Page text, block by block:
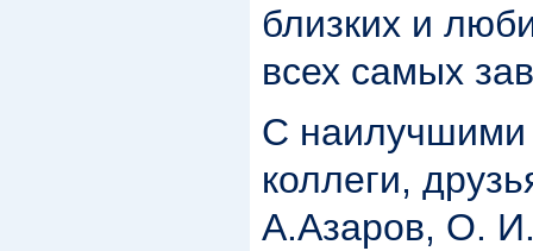
близких и
всех самых
С
коллеги,
А.Азаров, О.